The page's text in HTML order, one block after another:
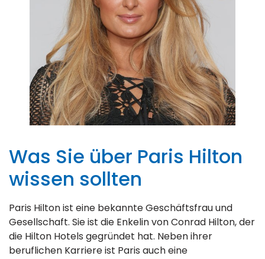
Was Sie über Paris Hilton
wissen sollten
Paris Hilton ist eine bekannte Geschäftsfrau und
Gesellschaft. Sie ist die Enkelin von Conrad Hilton, der
die Hilton Hotels gegründet hat. Neben ihrer
beruflichen Karriere ist Paris auch eine